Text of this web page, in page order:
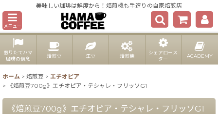
美味しい珈琲は鮮度から！焙煎機も手造りの自家焙煎店
メニュー
煎りたてハマ
珈琲の信念
焙煎豆 生豆 焙煎機
シェアロース
ター
ACADEMY
ホーム > 焙煎豆 > エチオピア
>
《焙煎豆700g》エチオピア・テシャレ・フリッソG1
《焙煎豆700g》エチオピア・テシャレ・フリッソG1